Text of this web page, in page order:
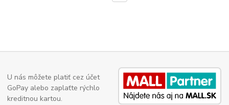
U nás môžete platiť cez účet
GoPay alebo zaplaťte rýchlo
kreditnou kartou.